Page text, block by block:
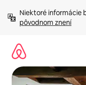
obsah.
Niektoré informácie
pôvodnom znení